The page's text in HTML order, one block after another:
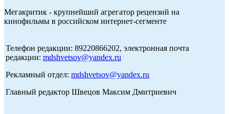
Мегакритик - крупнейший агрегатор рецензий на
кинофильмы в российском интернет-сегменте
Телефон редакции: 89220866202, электронная почта
редакции: mdshvetsov@yandex.ru
Рекламный отдел: mdshvetsov@yandex.ru
Главный редактор Швецов Максим Дмитриевич